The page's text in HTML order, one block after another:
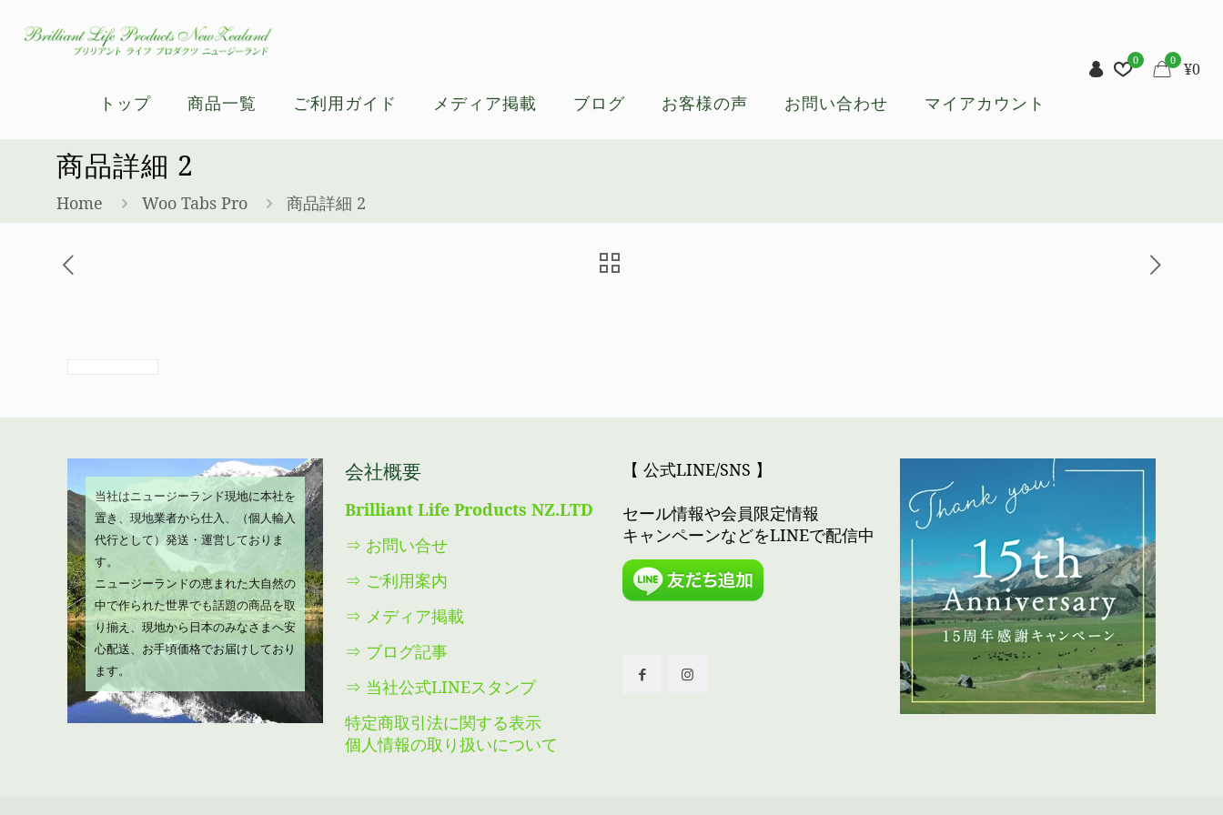
トップ 商品一覧 ご利用ガイド メディア掲載 ブログ お客様の声 お問い合わせ マイアカウント
0 0 ¥0
商品詳細 2
Home Woo Tabs Pro 商品詳細 2
当社はニュージーランド現地に本社を
置き、現地業者から仕入、（個人輸入
代行として）発送・運営しておりま
す。
ニュージーランドの恵まれた大自然の
中で作られた世界でも話題の商品を取
り揃え、現地から日本のみなさまへ安
心配送、お手頃価格でお届けしており
ます。
会社概要
Brilliant Life Products NZ.LTD
⇒ お問い合せ
⇒ ご利用案内
⇒ メディア掲載
⇒ ブログ記事
⇒ 当社公式LINEスタンプ
特定商取引法に関する表示
個人情報の取り扱いについて
【 公式LINE/SNS 】
セール情報や会員限定情報
キャンペーンなどをLINEで配信中